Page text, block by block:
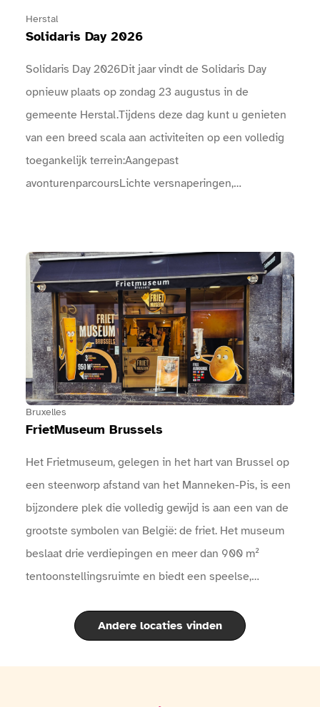
Herstal
Solidaris Day 2026
Solidaris Day 2026Dit jaar vindt de Solidaris Day
opnieuw plaats op zondag 23 augustus in de
gemeente Herstal.Tijdens deze dag kunt u genieten
van een breed scala aan activiteiten op een volledig
toegankelijk terrein:Aangepast
avonturenparcoursLichte versnaperingen,
mee feesten! U zult niet teleurgesteld zijn!Het
volledige programma met concerten, animatie, sport,
…: Een boog markeert de ingang van het
evenement.Bij de ingangen is een infopunt
aanwezig.Er zijn sanitaire voorzieningen
beschikbaar.Er zijn drinkwaterpunten beschikbaar.
Bruxelles
FrietMuseum Brussels
Het Frietmuseum, gelegen in het hart van Brussel op
een steenworp afstand van het Manneken-Pis, is een
bijzondere plek die volledig gewijd is aan een van de
grootste symbolen van België: de friet. Het museum
beslaat drie verdiepingen en meer dan 900 m²
tentoonstellingsruimte en biedt een speelse,
fascinerende geschiedenis van de aardappel en de
beroemde Belgische friet.Aan de hand van moderne
tentoonstellingen, historische voorwerpen, filmpjes,
Bekijk FrietMuseum Brussels
Andere locaties vinden